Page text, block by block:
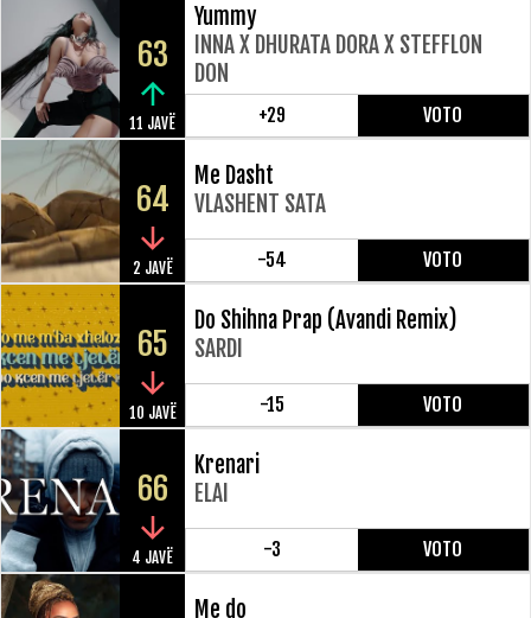
63
11 JAVË
Yummy
INNA X DHURATA DORA X STEFFLON
DON
+29 VOTO
64
2 JAVË
Me Dasht
VLASHENT SATA
-54 VOTO
65
10 JAVË
Do Shihna Prap (Avandi Remix)
SARDI
-15 VOTO
66
4 JAVË
Krenari
ELAI
-3 VOTO
Me do